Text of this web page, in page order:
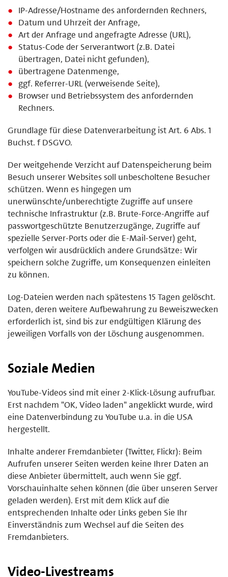
IP-Adresse/Hostname des anfordernden Rechners,
Datum und Uhrzeit der Anfrage,
Art der Anfrage und angefragte Adresse (URL),
Status-Code der Serverantwort (z.B. Datei
übertragen, Datei nicht gefunden),
übertragene Datenmenge,
ggf. Referrer-URL (verweisende Seite),
Browser und Betriebssystem des anfordernden
Rechners.
Grundlage für diese Datenverarbeitung ist Art. 6 Abs. 1
Buchst. f DSGVO.
Der weitgehende Verzicht auf Datenspeicherung beim
Besuch unserer Websites soll unbescholtene Besucher
schützen. Wenn es hingegen um
unerwünschte/unberechtigte Zugriffe auf unsere
technische Infrastruktur (z.B. Brute-Force-Angriffe auf
passwortgeschützte Benutzerzugänge, Zugriffe auf
spezielle Server-Ports oder die E-Mail-Server) geht,
verfolgen wir ausdrücklich andere Grundsätze: Wir
speichern solche Zugriffe, um Konsequenzen einleiten
zu können.
Log-Dateien werden nach spätestens 15 Tagen gelöscht.
Daten, deren weitere Aufbewahrung zu Beweiszwecken
erforderlich ist, sind bis zur endgültigen Klärung des
jeweiligen Vorfalls von der Löschung ausgenommen.
Soziale Medien
YouTube-Videos sind mit einer 2-Klick-Lösung aufrufbar.
Erst nachdem "OK, Video laden" angeklickt wurde, wird
eine Datenverbindung zu YouTube u.a. in die USA
hergestellt.
Inhalte anderer Fremdanbieter (Twitter, Flickr): Beim
Aufrufen unserer Seiten werden keine Ihrer Daten an
diese Anbieter übermittelt, auch wenn Sie ggf.
Vorschauinhalte sehen können (die über unseren Server
geladen werden). Erst mit dem Klick auf die
entsprechenden Inhalte oder Links geben Sie Ihr
Einverständnis zum Wechsel auf die Seiten des
Fremdanbieters.
Video-Livestreams